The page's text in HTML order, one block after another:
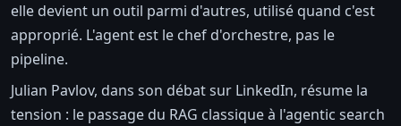
elle devient un outil parmi d'autres, utilisé quand c'est
approprié. L'agent est le chef d'orchestre, pas le
pipeline.
Julian Pavlov, dans son débat sur LinkedIn, résume la
tension : le passage du RAG classique à l'agentic search